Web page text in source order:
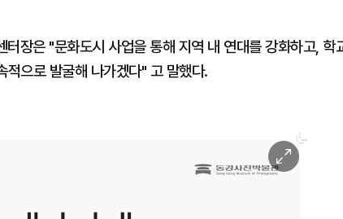
장은 "문화도시 사업을 통해 지역 내 연대를 강화하고, 학
적으로 발굴해 나가겠다" 고 말했다.
이
미